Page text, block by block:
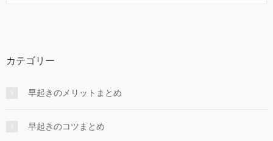
カテゴリー
早起きのメリットまとめ
早起きのコツまとめ